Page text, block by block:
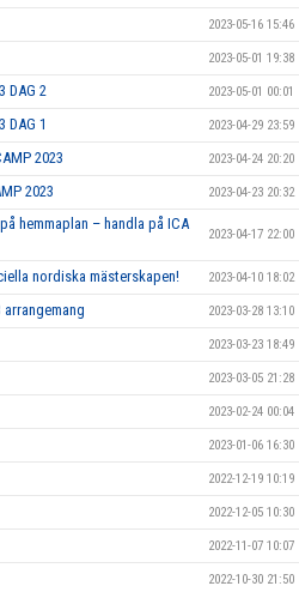
2023-05-16 15:46
2023-05-01 19:38
DAG 2 2023-05-01 00:01
DAG 1 2023-04-29 23:59
2023 2023-04-24 20:20
2023 2023-04-23 20:32
hemmaplan – handla på ICA
2023-04-17 22:00
nordiska mästerskapen! 2023-04-10 18:02
2023-03-28 13:10
2023-03-23 18:49
2023-03-05 21:28
2023-02-24 00:04
2023-01-06 16:30
2022-12-19 10:19
2022-12-05 10:30
2022-11-07 10:07
2022-10-30 21:50